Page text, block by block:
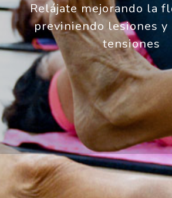
Relájate mejorando la
previniendo lesiones y
tensiones